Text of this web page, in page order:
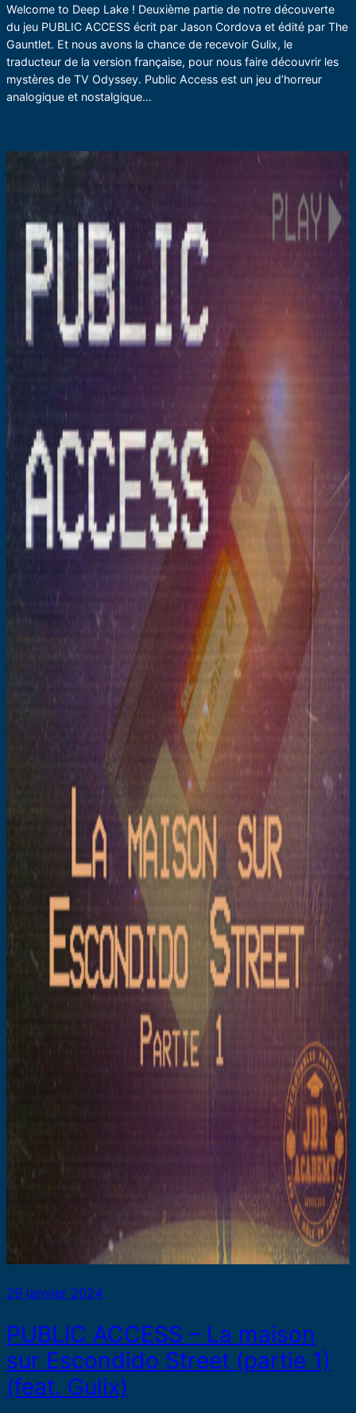
Welcome to Deep Lake ! Deuxième partie de notre découverte
du jeu PUBLIC ACCESS écrit par Jason Cordova et édité par The
Gauntlet. Et nous avons la chance de recevoir Gulix, le
traducteur de la version française, pour nous faire découvrir les
mystères de TV Odyssey. Public Access est un jeu d’horreur
analogique et nostalgique…
29 janvier 2024
PUBLIC ACCESS – La maison
sur Escondido Street (partie 1)
(feat. Gulix)